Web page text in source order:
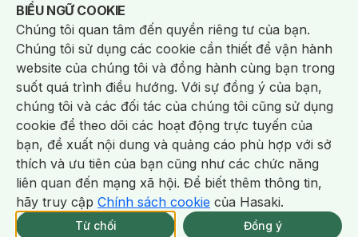
Chăm Sóc Cá Nhân
Chống Muỗi /Khẩu Trang /Máy Massage/Mặt Nạ Xông Hơi /Nước Rửa Tay/
Sản Phẩm Chăm Sóc Khác /Bàn Chải Đánh Răng /Bàn Chải Điện/
Hỗ Trợ Trắng Răng/Kem Đánh Răng /Máy Tăm Nước/ Nước Súc Miệng/
Tăm / Chỉ Nha Khoa/ Xịt Thơm Miệng / Dung Dịch Vệ Sinh/Dưỡng Vùng Kín/
Khăn Ướt Vệ Sinh Vùng Kín/Băng Vệ Sinh/Tampon/Bọt Cạo Râu /Dao Cạo Râu/
Máy Cạo Râu
Vấn Đề Về Da
Da Dầu / Lỗ Chân Lông To/ Da Khô / Mất Nước/ Da Lão Hóa/ Da Mụn/
Da Nhạy Cảm / Kích Ứng
Da Xỉn Màu Thâm / Nám / Tàn Nhang
Quầng Thâm & Bọng Mắt /Sẹo /Viêm Da Cơ Địa
Dụng Cụ / Phụ Kiện Chăm Sóc Da
Bông Tẩy Trang
Khăn Lau Mặt Khô Dụng Cụ / Máy Rửa Mặt Máy Chăm Sóc Da
Dụng Cụ Chăm Sóc Khác
BIỂU NGỮ COOKIE
Notice about cookies usage
Chúng tôi quan tâm đến quyền riêng tư của bạn.
Chúng tôi sử dụng các cookie cần thiết để vận hành
website của chúng tôi và đồng hành cùng bạn trong
suốt quá trình điều hướng. Với sự đồng ý của bạn,
chúng tôi và các đối tác của chúng tôi cũng sử dụng
cookie để theo dõi các hoạt động trực tuyến của
bạn, đề xuất nội dung và quảng cáo phù hợp với sở
thích và ưu tiên của bạn cũng như các chức năng
liên quan đến mạng xã hội. Để biết thêm thông tin,
hãy truy cập Chính sách cookie của Hasaki.
Từ chối Đồng ý